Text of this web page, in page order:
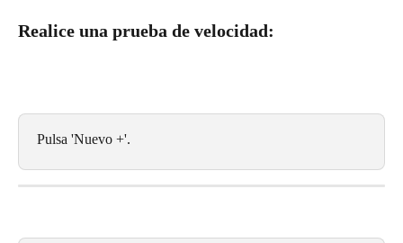
Realice una prueba de velocidad:
Pulsa 'Nuevo +'.